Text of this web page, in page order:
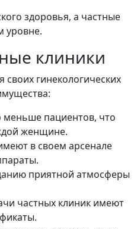
здоровья, а частные
уровне.
клиники
гинекологических
меньше пациентов, что
женщине.
в своем арсенале
приятной атмосферы
частных клиник имеют